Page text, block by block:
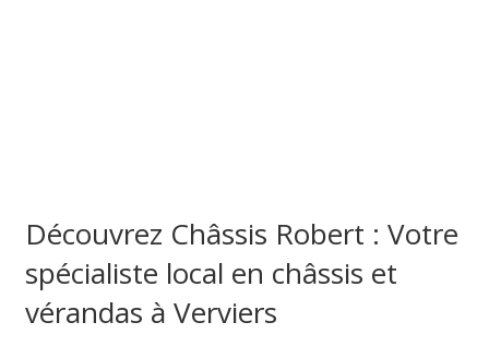
Découvrez Châssis Robert : Votre
spécialiste local en châssis et
vérandas à Verviers